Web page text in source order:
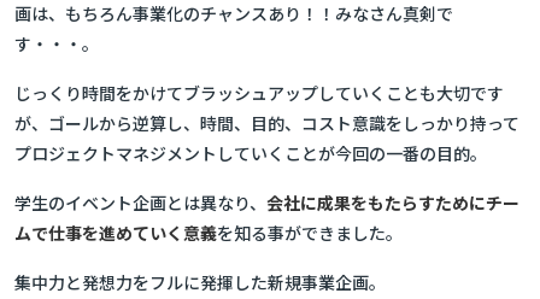
画は、もちろん事業化のチャンスあり！！みなさん真剣で
す・・・。
じっくり時間をかけてブラッシュアップしていくことも大切です
が、ゴールから逆算し、時間、目的、コスト意識をしっかり持って
プロジェクトマネジメントしていくことが今回の一番の目的。
学生のイベント企画とは異なり、 会社に成果をもたらすためにチー
ムで仕事を進めていく意義を知る事ができました。
集中力と発想力をフルに発揮した新規事業企画。